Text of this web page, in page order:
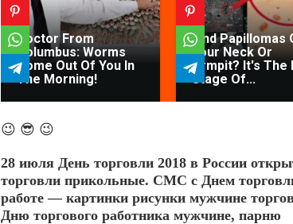
Doctor From
Columbus: Worms
Come Out Of You In
The Morning!
Find Papillomas
Your Neck Or
Armpit? It's The
Stage Of...
😉 😎 😉
28 июля День торговли 2018 в России
торговли прикольные. СМС с Днем
работе — картинки рисунки мужчине
Дню торгового работника мужчине, парню